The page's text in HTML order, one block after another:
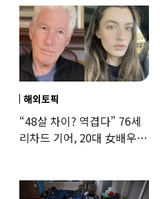
해외토픽
“48살 차이? 역겹다” 76세
리차드 기어, 20대 女배우와